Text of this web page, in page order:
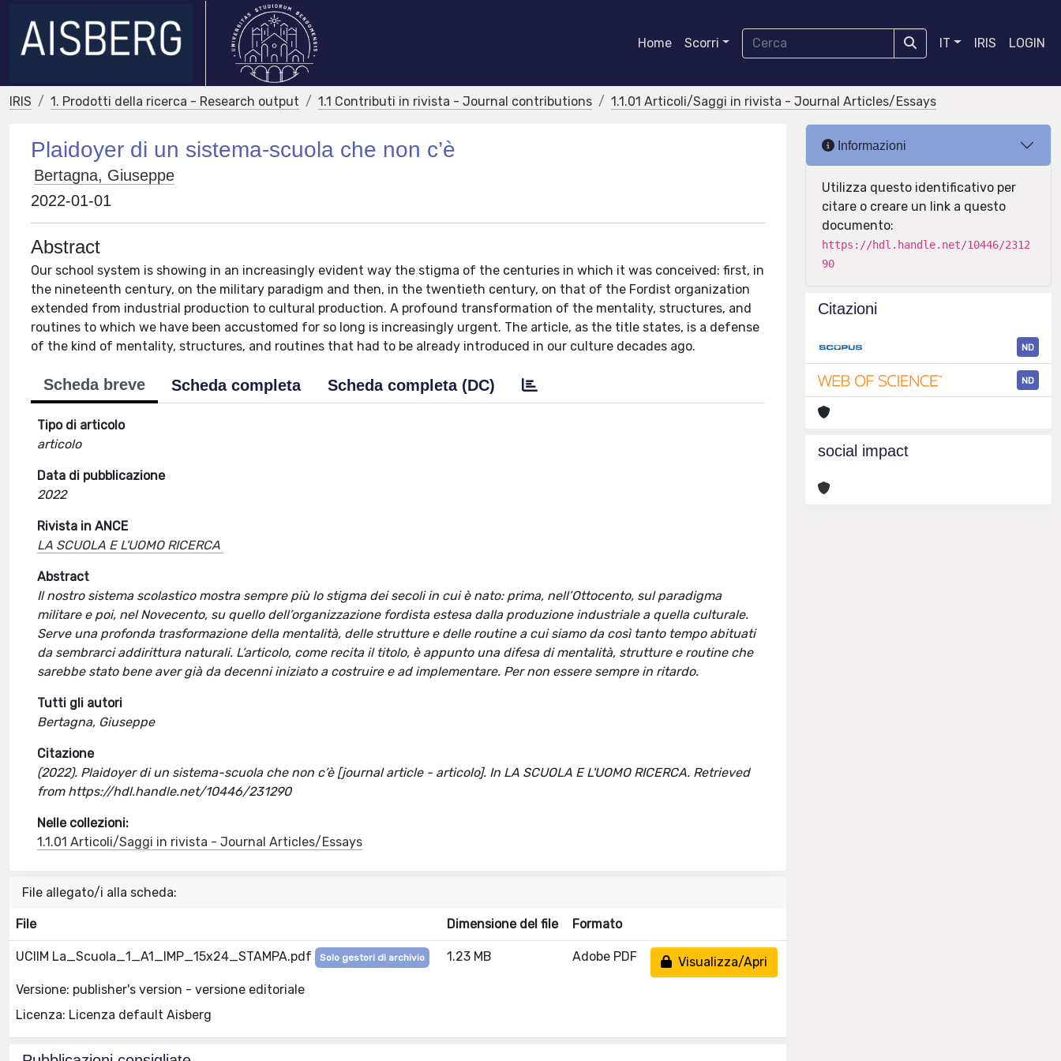
Home Scorri IT IRIS LOGIN
IRIS 1. Prodotti della ricerca - Research output 1.1 Contributi in rivista - Journal contributions 1.1.01 Articoli/Saggi in rivista - Journal Articles/Essays
Plaidoyer di un sistema-scuola che non c’è
Bertagna, Giuseppe
2022-01-01
Abstract
Our school system is showing in an increasingly evident way the stigma of the centuries in which it was conceived: first, in
the nineteenth century, on the military paradigm and then, in the twentieth century, on that of the Fordist organization
extended from industrial production to cultural production. A profound transformation of the mentality, structures, and
routines to which we have been accustomed for so long is increasingly urgent. The article, as the title states, is a defense
of the kind of mentality, structures, and routines that had to be already introduced in our culture decades ago.
Scheda breve Scheda completa Scheda completa (DC)
Tipo di articolo
articolo
Data di pubblicazione
2022
Rivista in ANCE
LA SCUOLA E L'UOMO RICERCA
Abstract
Il nostro sistema scolastico mostra sempre più lo stigma dei secoli in cui è nato: prima, nell’Ottocento, sul paradigma
militare e poi, nel Novecento, su quello dell’organizzazione fordista estesa dalla produzione industriale a quella culturale.
Serve una profonda trasformazione della mentalità, delle strutture e delle routine a cui siamo da così tanto tempo abituati
da sembrarci addirittura naturali. L’articolo, come recita il titolo, è appunto una difesa di mentalità, strutture e routine che
sarebbe stato bene aver già da decenni iniziato a costruire e ad implementare. Per non essere sempre in ritardo.
Tutti gli autori
Bertagna, Giuseppe
Citazione
(2022). Plaidoyer di un sistema-scuola che non c’è [journal article - articolo]. In LA SCUOLA E L'UOMO RICERCA. Retrieved
from https://hdl.handle.net/10446/231290
Nelle collezioni:
1.1.01 Articoli/Saggi in rivista - Journal Articles/Essays
File allegato/i alla scheda:
File Dimensione del file Formato
UCIIM La_Scuola_1_A1_IMP_15x24_STAMPA.pdf Solo gestori di archivio
Versione: publisher's version - versione editoriale
Licenza: Licenza default Aisberg
1.23 MB Adobe PDF Visualizza/Apri
Informazioni
Utilizza questo identificativo per
citare o creare un link a questo
documento:
https://hdl.handle.net/10446/2312
90
Citazioni
ND
ND
social impact